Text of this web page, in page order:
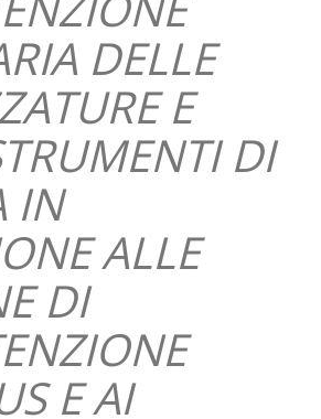
DELLE
E
DI
IN
ALLE
DI
E AI